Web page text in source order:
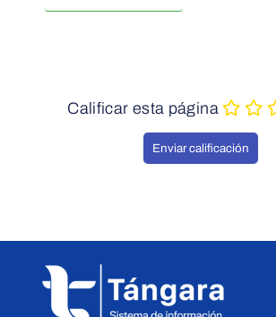
Calificar esta página